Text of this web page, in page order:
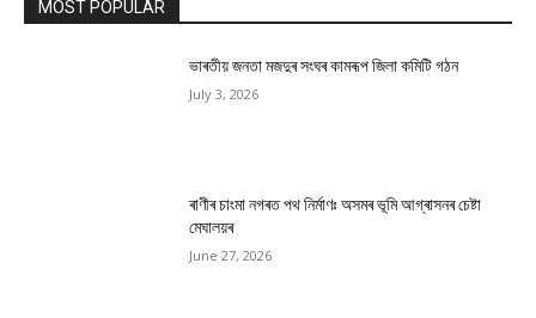
MOST POPULAR
ভাৰতীয় জনতা মজদুৰ সংঘৰ কামৰূপ জিলা কমিটি গঠন
July 3, 2026
ৰাণীৰ চাংমা নগৰত পথ নিৰ্মাণঃ অসমৰ ভূমি আগ্ৰাসনৰ চেষ্টা
মেঘালয়ৰ
June 27, 2026